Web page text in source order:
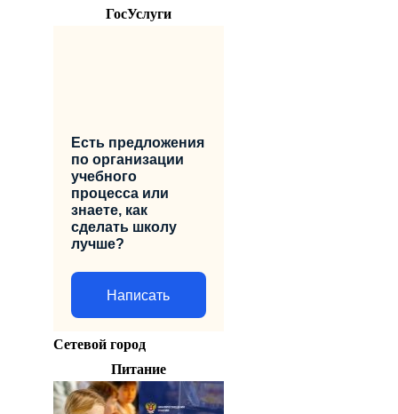
ГосУслуги
Есть предложения
по организации
учебного
процесса или
знаете, как
сделать школу
лучше?
Написать
Сетевой город
Питание